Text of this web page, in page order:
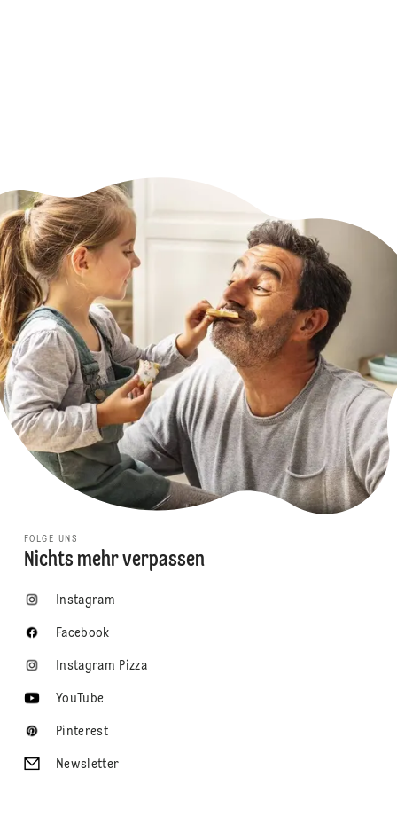
FOLGE UNS
Nichts mehr verpassen
Instagram
Facebook
Instagram Pizza
YouTube
Pinterest
Newsletter